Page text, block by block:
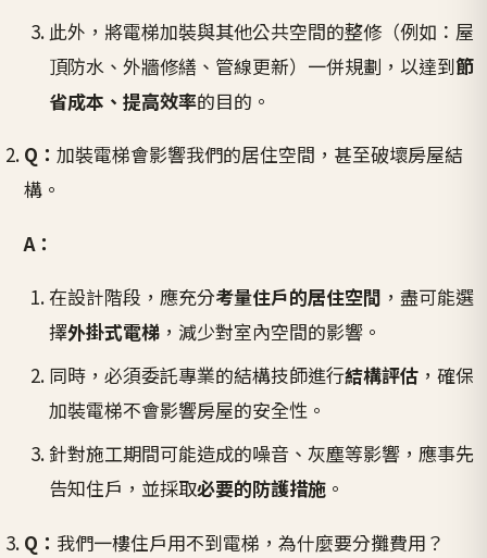
此外，將電梯加裝與其他公共空間的整修（例如：屋
頂防水、外牆修繕、管線更新）一併規劃，以達到節
省成本、提高效率的目的。
Q：加裝電梯會影響我們的居住空間，甚至破壞房屋結
構。
A：
在設計階段，應充分考量住戶的居住空間 ，盡可能選
擇外掛式電梯，減少對室內空間的影響。
同時，必須委託專業的結構技師進行結構評估，確保
加裝電梯不會影響房屋的安全性。
針對施工期間可能造成的噪音、灰塵等影響，應事先
告知住戶，並採取必要的防護措施。
Q： 我們一樓住戶用不到電梯，為什麼要分攤費用？